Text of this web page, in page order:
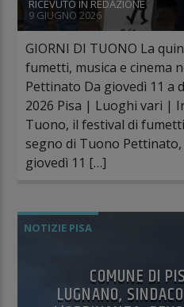
RICEVUTO IN REDAZIONE
9 GIUGNO 2026
GIORNI DI TUONO La
fumetti, musica e cinema
Pettinato Da giovedì 11 a
2026 Pisa | Luoghi vari |
Tuono, il festival di
segno di Tuono
giovedì 11 […]
NOTIZIE PISA
COMUNE DI
LUGNANO,